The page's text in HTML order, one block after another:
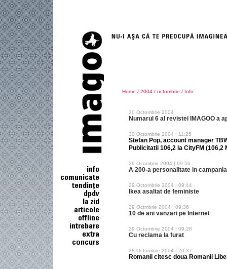
Home / 2004 / octombrie / Info
30 Octombrie 2004
Numarul 6 al revistei IMAGOO a
30 Octombrie 2004 | 11:25
Stefan Pop, account manager
Publicitatii 106,2 la CityFM (106,2
29 Ocombrie 2004 | 09:56
A 200-a personalitate in
29 Octombrie 2004 | 09:44
Ikea asaltat de feministe
29 Octmbrie 2004 | 09:36
10 de ani vanzari pe Internet
29 Octombrie 2004 | 09:28
Cu reclama la furat
28 Octombrie 2004 | 20:37
Romanii citesc doua Romanii